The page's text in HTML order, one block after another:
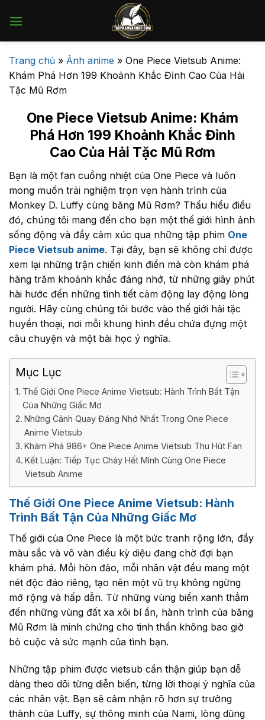
qua
Trang chủ » Ảnh anime » One Piece Vietsub Anime:
Khám Phá Hơn 199 Khoảnh Khắc Đỉnh Cao Của Hải
Tặc Mũ Rơm
One Piece Vietsub Anime: Khám
Phá Hơn 199 Khoảnh Khắc Đỉnh
Cao Của Hải Tặc Mũ Rơm
Bạn là một fan cuồng nhiệt của One Piece và luôn
mong muốn trải nghiệm trọn vẹn hành trình của
Monkey D. Luffy cùng băng Mũ Rơm? Thấu hiểu điều
đó, chúng tôi mang đến cho bạn một thế giới hình ảnh
sống động và đầy cảm xúc qua những tập phim One
Piece Vietsub anime. Tại đây, bạn sẽ không chỉ được
xem lại những trận chiến kinh điển mà còn khám phá
hàng trăm khoảnh khắc đáng nhớ, từ những giây phút
hài hước đến những tình tiết cảm động lay động lòng
người. Hãy cùng chúng tôi bước vào thế giới hải tặc
huyền thoại, nơi mỗi khung hình đều chứa đựng một
câu chuyện và một bài học ý nghĩa.
Mục Lục
Thế Giới One Piece Anime Vietsub: Hành Trình Bất Tận
Của Những Giấc Mơ
Những Cảnh Quay Đáng Nhớ Nhất Trong One Piece
Anime Vietsub
Khám Phá 986+ One Piece Anime Vietsub Thu Hút Fan
Kết Luận: Tiếp Tục Cháy Hết Mình Cùng One Piece
Vietsub Anime
Thế Giới One Piece Anime Vietsub: Hành
Trình Bất Tận Của Những Giấc Mơ
Thế giới của One Piece là một bức tranh rộng lớn, đầy
màu sắc và vô vàn điều kỳ diệu đang chờ đợi bạn
khám phá. Mỗi hòn đảo, mỗi nhân vật đều mang một
nét độc đáo riêng, tạo nên một vũ trụ không ngừng
mở rộng và hấp dẫn. Từ những vùng biển xanh thẳm
đến những vùng đất xa xôi bí ẩn, hành trình của băng
Mũ Rơm là minh chứng cho tinh thần không bao giờ
bỏ cuộc và sức mạnh của tình bạn.
Những tập phim được vietsub cẩn thận giúp bạn dễ
dàng theo dõi từng diễn biến, từng lời thoại ý nghĩa của
các nhân vật. Bạn sẽ cảm nhận rõ hơn sự trưởng
thành của Luffy, sự thông minh của Nami, lòng dũng